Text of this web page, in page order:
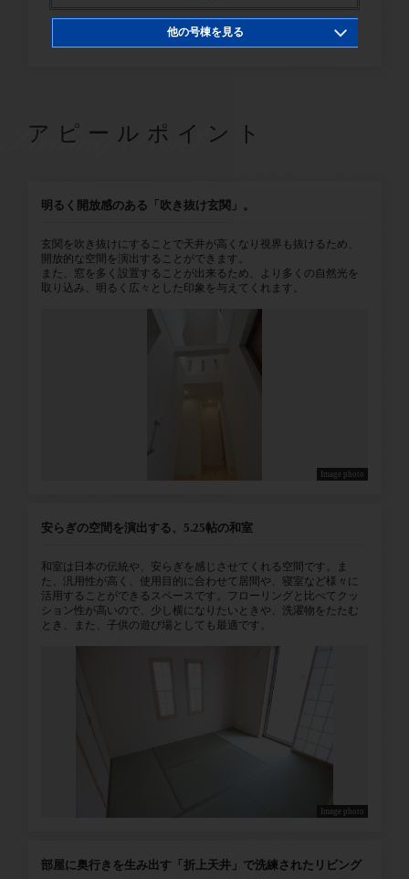
他の号棟を見る
アピールポイント
明るく開放感のある「吹き抜け玄関」。
玄関を吹き抜けにすることで天井が高くなり視界も抜けるため、
開放的な空間を演出することができます。
また、窓を多く設置することが出来るため、より多くの自然光を
取り込み、明るく広々とした印象を与えてくれます。
Image photo
安らぎの空間を演出する、5.25帖の和室
和室は日本の伝統や、安らぎを感じさせてくれる空間です。ま
た、汎用性が高く、使用目的に合わせて居間や、寝室など様々に
活用することができるスペースです。フローリングと比べてクッ
ション性が高いので、少し横になりたいときや、洗濯物をたたむ
とき、また、子供の遊び場としても最適です。
Image photo
部屋に奥行きを生み出す「折上天井」で洗練されたリビング